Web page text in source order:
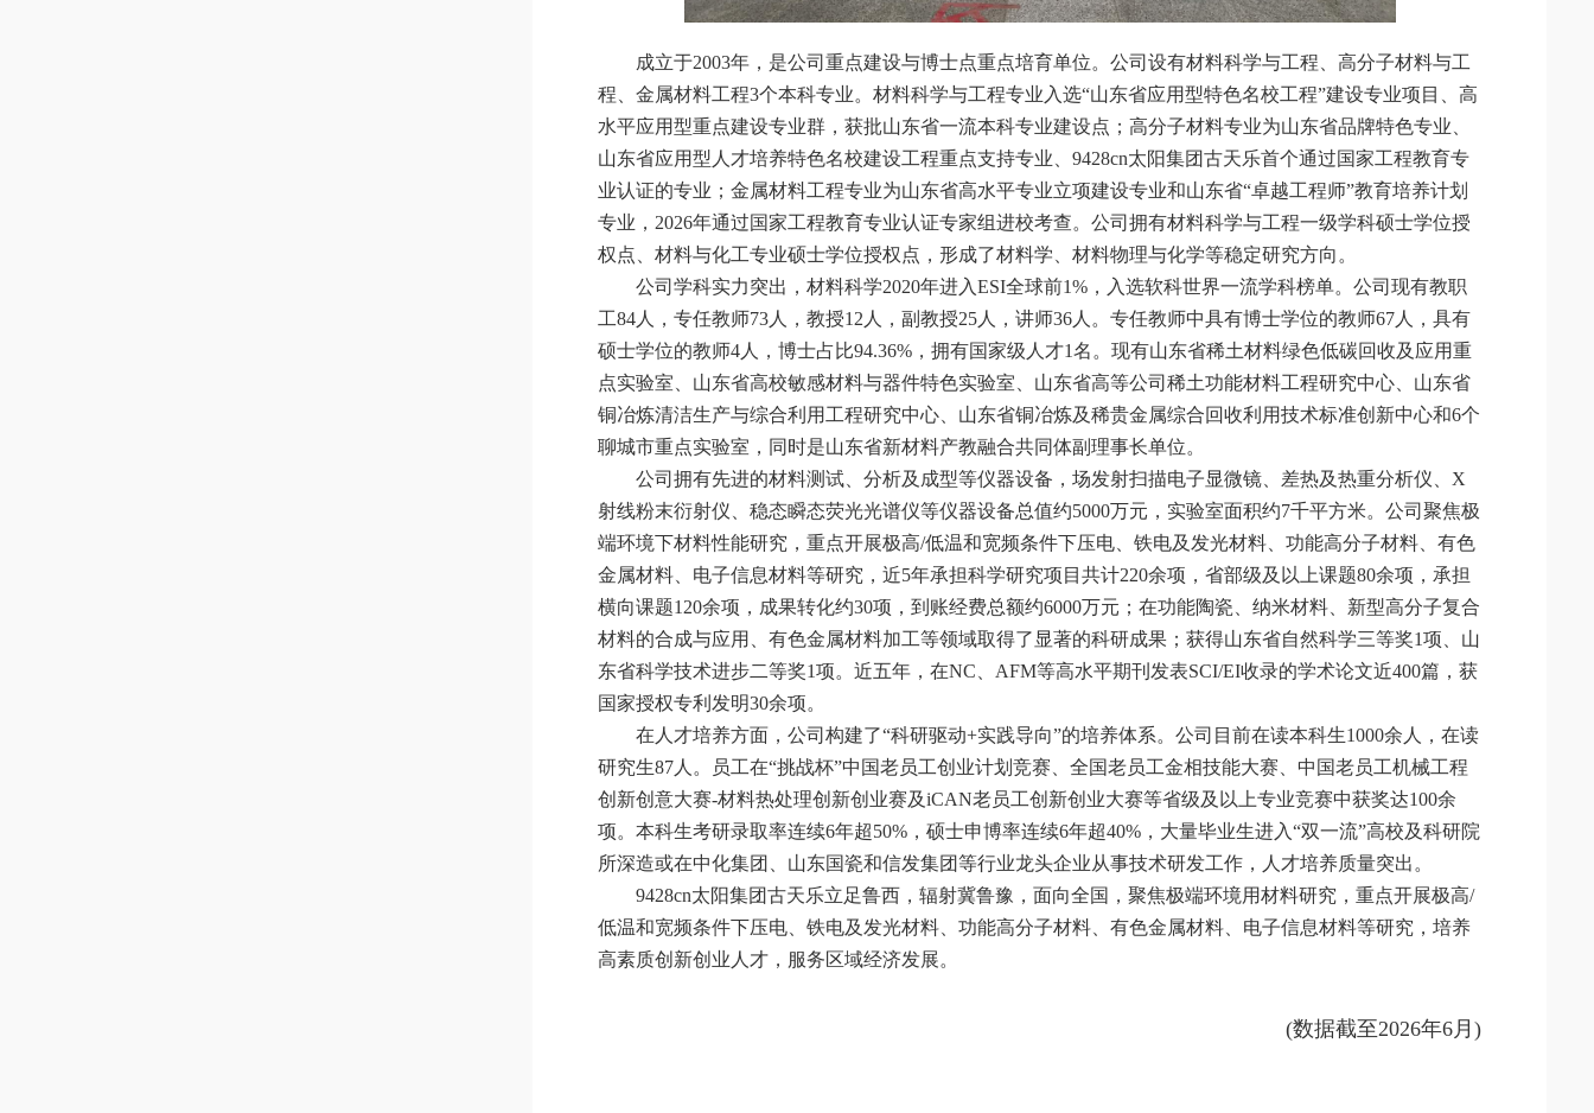
成立于2003年，是公司重点建设与博士点重点培育单位。公司设有材料科学与工程、高分子材料与工
程、金属材料工程3个本科专业。材料科学与工程专业入选“山东省应用型特色名校工程”建设专业项目、高
水平应用型重点建设专业群，获批山东省一流本科专业建设点；高分子材料专业为山东省品牌特色专业、
山东省应用型人才培养特色名校建设工程重点支持专业、9428cn太阳集团古天乐首个通过国家工程教育专
业认证的专业；金属材料工程专业为山东省高水平专业立项建设专业和山东省“卓越工程师”教育培养计划
专业，2026年通过国家工程教育专业认证专家组进校考查。公司拥有材料科学与工程一级学科硕士学位授
权点、材料与化工专业硕士学位授权点，形成了材料学、材料物理与化学等稳定研究方向。
公司学科实力突出，材料科学2020年进入ESI全球前1%，入选软科世界一流学科榜单。公司现有教职
工84人，专任教师73人，教授12人，副教授25人，讲师36人。专任教师中具有博士学位的教师67人，具有
硕士学位的教师4人，博士占比94.36%，拥有国家级人才1名。现有山东省稀土材料绿色低碳回收及应用重
点实验室、山东省高校敏感材料与器件特色实验室、山东省高等公司稀土功能材料工程研究中心、山东省
铜冶炼清洁生产与综合利用工程研究中心、山东省铜冶炼及稀贵金属综合回收利用技术标准创新中心和6个
聊城市重点实验室，同时是山东省新材料产教融合共同体副理事长单位。
公司拥有先进的材料测试、分析及成型等仪器设备，场发射扫描电子显微镜、差热及热重分析仪、X
射线粉末衍射仪、稳态瞬态荧光光谱仪等仪器设备总值约5000万元，实验室面积约7千平方米。公司聚焦极
端环境下材料性能研究，重点开展极高/低温和宽频条件下压电、铁电及发光材料、功能高分子材料、有色
金属材料、电子信息材料等研究，近5年承担科学研究项目共计220余项，省部级及以上课题80余项，承担
横向课题120余项，成果转化约30项，到账经费总额约6000万元；在功能陶瓷、纳米材料、新型高分子复合
材料的合成与应用、有色金属材料加工等领域取得了显著的科研成果；获得山东省自然科学三等奖1项、山
东省科学技术进步二等奖1项。近五年，在NC、AFM等高水平期刊发表SCI/EI收录的学术论文近400篇，获
国家授权专利发明30余项。
在人才培养方面，公司构建了“科研驱动+实践导向”的培养体系。公司目前在读本科生1000余人，在读
研究生87人。员工在“挑战杯”中国老员工创业计划竞赛、全国老员工金相技能大赛、中国老员工机械工程
创新创意大赛-材料热处理创新创业赛及iCAN老员工创新创业大赛等省级及以上专业竞赛中获奖达100余
项。本科生考研录取率连续6年超50%，硕士申博率连续6年超40%，大量毕业生进入“双一流”高校及科研院
所深造或在中化集团、山东国瓷和信发集团等行业龙头企业从事技术研发工作，人才培养质量突出。
9428cn太阳集团古天乐立足鲁西，辐射冀鲁豫，面向全国，聚焦极端环境用材料研究，重点开展极高/
低温和宽频条件下压电、铁电及发光材料、功能高分子材料、有色金属材料、电子信息材料等研究，培养
高素质创新创业人才，服务区域经济发展。
(数据截至2026年6月)